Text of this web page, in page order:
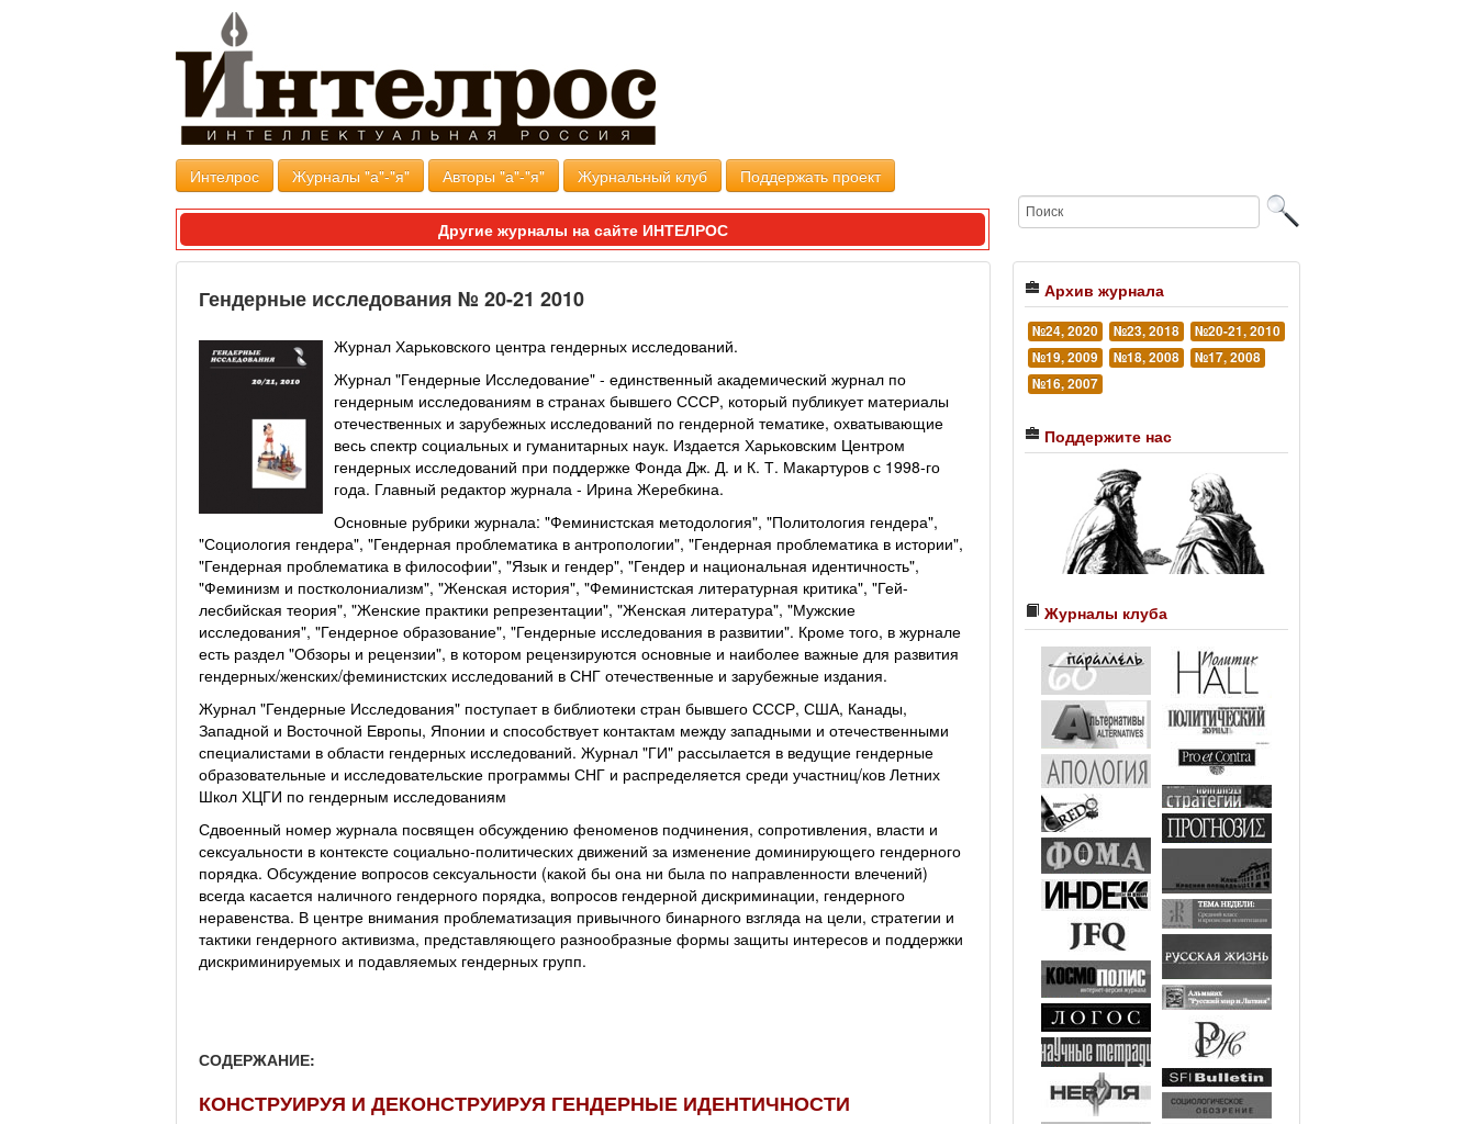
Интелрос Журналы "а"-"я" Авторы "а"-"я" Журнальный клуб Поддержать проект
Другие журналы на сайте ИНТЕЛРОС
Гендерные исследования № 20-21 2010
Журнал Харьковского центра гендерных исследований.
Журнал "Гендерные Исследование" - единственный академический журнал по
гендерным исследованиям в странах бывшего СССР, который публикует материалы
отечественных и зарубежных исследований по гендерной тематике, охватывающие
весь спектр социальных и гуманитарных наук. Издается Харьковским Центром
гендерных исследований при поддержке Фонда Дж. Д. и К. Т. Макартуров с 1998-го
года. Главный редактор журнала - Ирина Жеребкина.
Основные рубрики журнала: "Феминистская методология", "Политология гендера",
"Социология гендера", "Гендерная проблематика в антропологии", "Гендерная проблематика в истории",
"Гендерная проблематика в философии", "Язык и гендер", "Гендер и национальная идентичность",
"Феминизм и постколониализм", "Женская история", "Феминистская литературная критика", "Гей-
лесбийская теория", "Женские практики репрезентации", "Женская литература", "Мужские
исследования", "Гендерное образование", "Гендерные исследования в развитии". Кроме того, в журнале
есть раздел "Обзоры и рецензии", в котором рецензируются основные и наиболее важные для развития
гендерных/женских/феминистских исследований в СНГ отечественные и зарубежные издания.
Журнал "Гендерные Исследования" поступает в библиотеки стран бывшего СССР, США, Канады,
Западной и Восточной Европы, Японии и способствует контактам между западными и отечественными
специалистами в области гендерных исследований. Журнал "ГИ" рассылается в ведущие гендерные
образовательные и исследовательские программы СНГ и распределяется среди участниц/ков Летних
Школ ХЦГИ по гендерным исследованиям
Сдвоенный номер журнала посвящен обсуждению феноменов подчинения, сопротивления, власти и
сексуальности в контексте социально-политических движений за изменение доминирующего гендерного
порядка. Обсуждение вопросов сексуальности (какой бы она ни была по направленности влечений)
всегда касается наличного гендерного порядка, вопросов гендерной дискриминации, гендерного
неравенства. В центре внимания проблематизация привычного бинарного взгляда на цели, стратегии и
тактики гендерного активизма, представляющего разнообразные формы защиты интересов и поддержки
дискриминируемых и подавляемых гендерных групп.
СОДЕРЖАНИЕ:
КОНСТРУИРУЯ И ДЕКОНСТРУИРУЯ ГЕНДЕРНЫЕ ИДЕНТИЧНОСТИ
Архив журнала
№24, 2020 №23, 2018
№20-21, 2010
№19, 2009
№18, 2008
№17, 2008
№16, 2007
Поддержите нас
Журналы клуба